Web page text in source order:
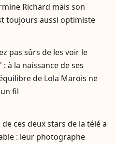
Richard mais son
toujours aussi optimiste
pas sûrs de les voir le
à la naissance de ses
de Lola Marois ne
fil
ces deux stars de la télé a
: leur photographe